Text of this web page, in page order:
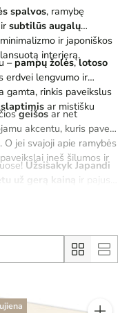
spalvos, ramybę
ir subtilūs augalų
ir japoniškos
interjerą.
–pampų žolės,lotoso
erdvei lengvumo ir
gamta, rinkis paveikslus
ar mistišku
geišosar net
akcentu, kuris pavers
jei svajoji apie ramybės
įneš šilumos ir
Užsisakyk Japandi
už gerą kainą ir pajusk